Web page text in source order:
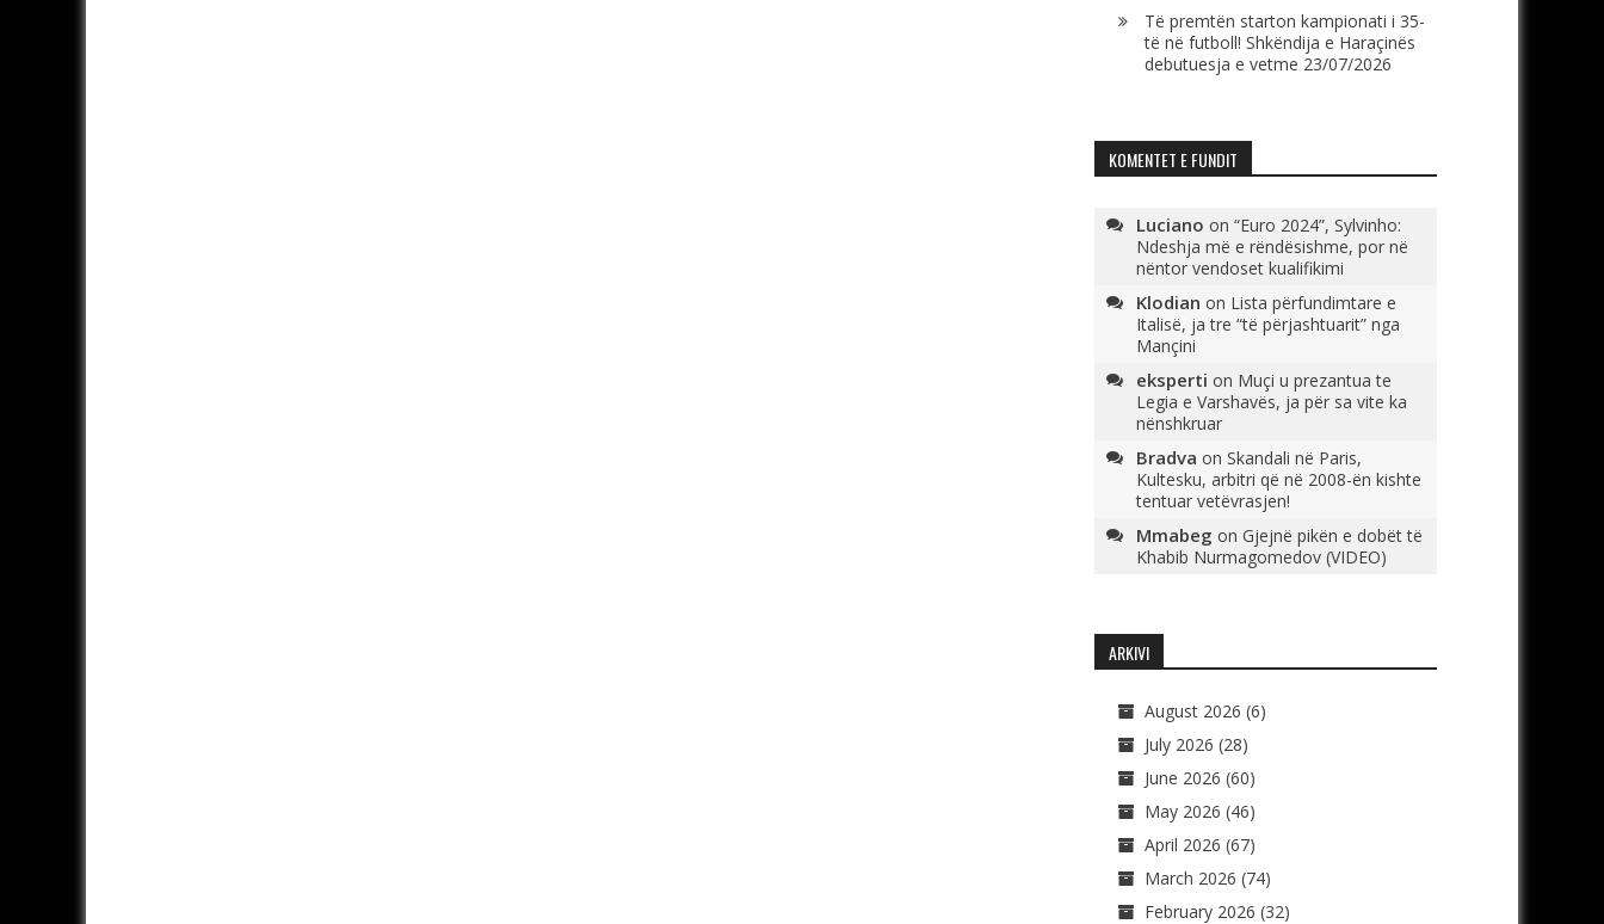
Të premtën starton kampionati i 35-
të në futboll! Shkëndija e Haraçinës
debutuesja e vetme 23/07/2026
KOMENTET E FUNDIT
Luciano on “Euro 2024”, Sylvinho:
Ndeshja më e rëndësishme, por në
nëntor vendoset kualifikimi
Klodian on Lista përfundimtare e
Italisë, ja tre “të përjashtuarit” nga
Mançini
eksperti on Muçi u prezantua te
Legia e Varshavës, ja për sa vite ka
nënshkruar
Bradva on Skandali në Paris,
Kultesku, arbitri që në 2008-ën kishte
tentuar vetëvrasjen!
Mmabeg on Gjejnë pikën e dobët të
Khabib Nurmagomedov (VIDEO)
ARKIVI
August 2026 (6)
July 2026 (28)
June 2026 (60)
May 2026 (46)
April 2026 (67)
March 2026 (74)
February 2026 (32)